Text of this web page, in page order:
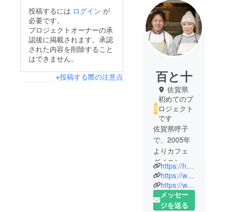
投稿するには ログイン が
必要です。
プロジェクトオーナーの承
認後に掲載されます。承認
された内容を削除すること
はできません。
※投稿する際の注意点
百と十
佐賀県
初めてのプ
ロジェクト
です
佐賀県呼子
で、2005年
よりカフェ
ダイニング
「vesper」
を、2018年
よりコー
ヒースタン
https://hyaku-to-juu.com/
https://www.instagram.com/hyaku.to.juu/
https://www.facebook.com/hyaku.to.juu/
メッセー
ジを送る